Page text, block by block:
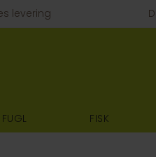
levering
FUGL FISK